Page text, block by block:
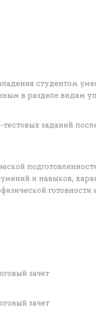
студентом
в разделе видам
заданий
и навыков,
зачет
зачет